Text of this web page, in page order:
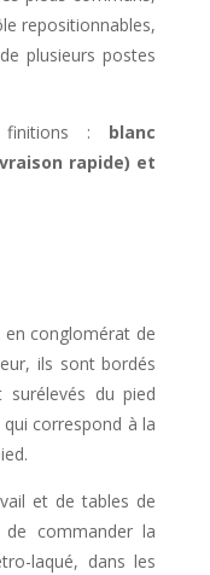
repositionnables,
plusieurs postes
finitions : blanc
rapide) et
en conglomérat de
ils sont bordés
du pied
correspond à la
et de tables de
commander la
laqué, dans les